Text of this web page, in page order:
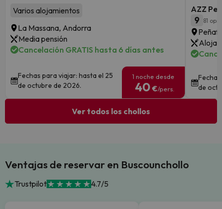
Varios alojamientos
La Massana, Andorra
Media pensión
Cancelación GRATIS hasta 6 días antes
Fechas para viajar: hasta el 25
de octubre de 2026.
1 noche desde
40 €/pers.
AZZ
9 81
de
Ver todos los chollos
Ventajas de reservar en Buscounchollo
Trustpilot 4.7/5